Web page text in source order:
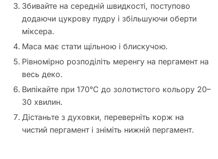
Збивайте на середній швидкості, поступово
додаючи цукрову пудру і збільшуючи оберти
міксера.
Маса має стати щільною і блискучою.
Рівномірно розподіліть меренгу на пергамент на
весь деко.
Випікайте при 170°C до золотистого кольору 20–
30 хвилин.
Дістаньте з духовки, переверніть корж на
чистий пергамент і зніміть нижній пергамент.